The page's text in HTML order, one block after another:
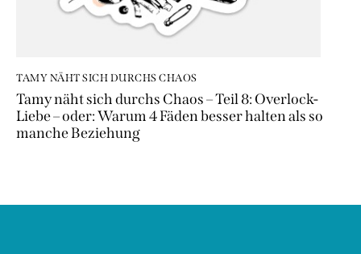
TAMY NÄHT SICH DURCHS CHAOS
Tamy näht sich durchs Chaos – Teil 8: Overlock-
Liebe – oder: Warum 4 Fäden besser halten als so
manche Beziehung